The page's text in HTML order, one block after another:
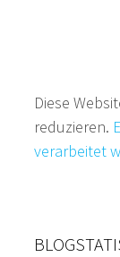
Diese
reduzieren.
verarbeitet